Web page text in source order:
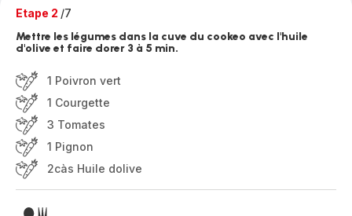
Etape 2 /7
Mettre les légumes dans la cuve du cookeo avec l'huile
d'olive et faire dorer 3 à 5 min.
1 Poivron vert
1 Courgette
3 Tomates
1 Pignon
2càs Huile dolive